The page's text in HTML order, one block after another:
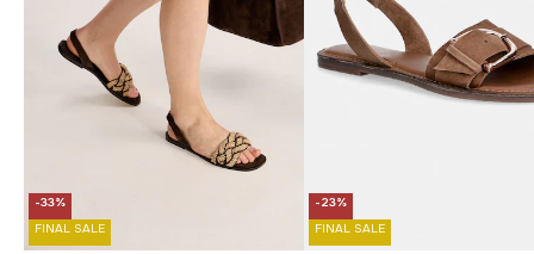
-33%
FINAL SALE
-23%
FINAL SALE